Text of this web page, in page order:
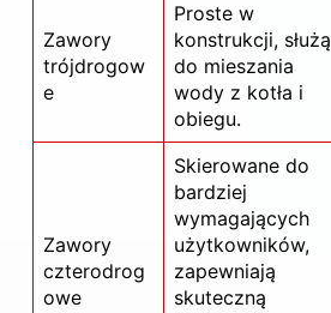
Zawory
trójdrogow
e
Proste w
konstrukcji, służą
do mieszania
wody z kotła i
obiegu.
Zawory
czterodrog
owe
Skierowane do
bardziej
wymagających
użytkowników,
zapewniają
skuteczną